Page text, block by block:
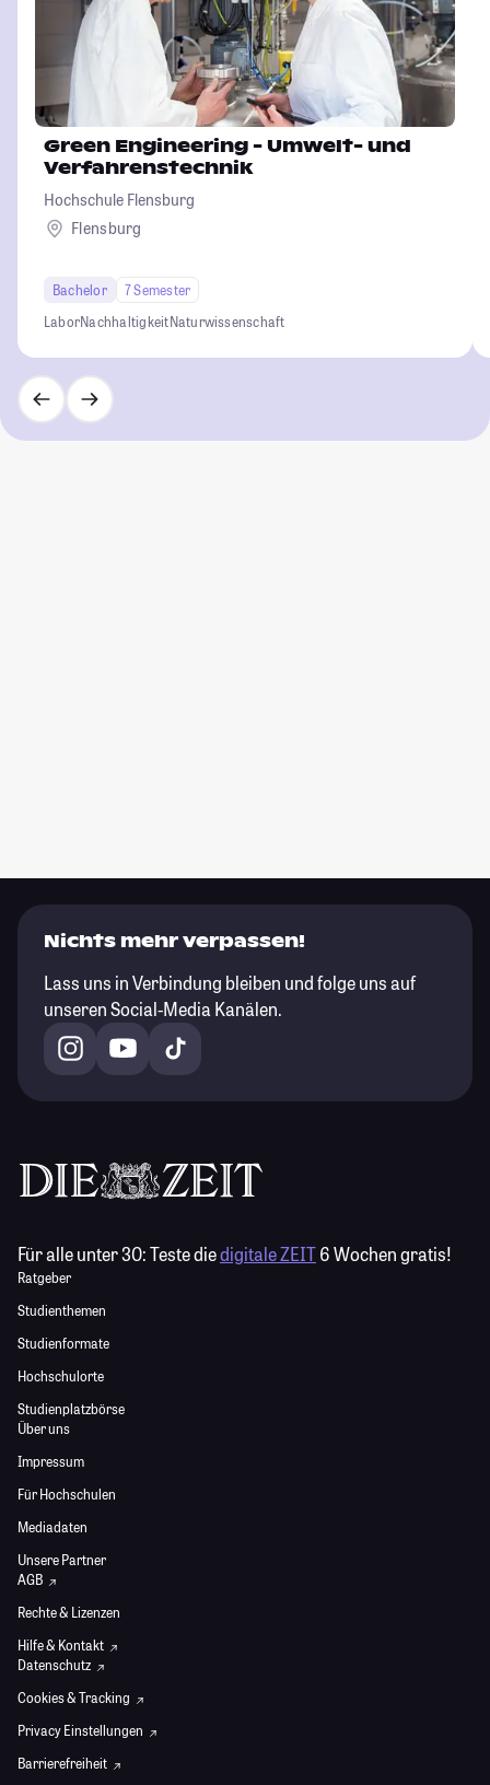
Green Engineering - Umwelt- und
Verfahrenstechnik
Hochschule Flensburg
Flensburg
Bachelor
7 Semester
LaborNachhaltigkeitNaturwissenschaft
Nichts mehr verpassen!
Lass uns in Verbindung bleiben und folge uns auf
unseren Social-Media Kanälen.
Für alle unter 30:Teste diedigitale ZEIT6 Wochen gratis!
Ratgeber
Studienthemen
Studienformate
Hochschulorte
Studienplatzbörse
Über uns
Impressum
Für Hochschulen
Mediadaten
Unsere Partner
AGB
Rechte & Lizenzen
Hilfe & Kontakt
Datenschutz
Cookies & Tracking
Privacy Einstellungen
Barrierefreiheit